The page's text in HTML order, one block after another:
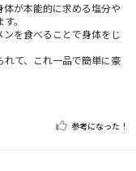
が本能的に求める塩分や
。
を食べることで身体をじ
て、これ一品で簡単に豪
参考になった！